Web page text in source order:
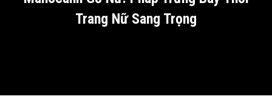
Trang Nữ Sang Trọng